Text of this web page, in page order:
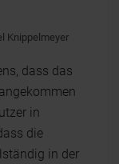
Knippelmeyer
dass das
in
die
in der